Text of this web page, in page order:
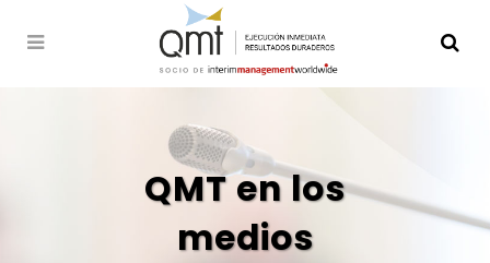
QMT en los
medios